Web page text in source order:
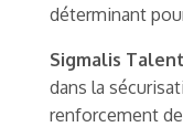
déterminant
Sigmalis
dans la
renforcement